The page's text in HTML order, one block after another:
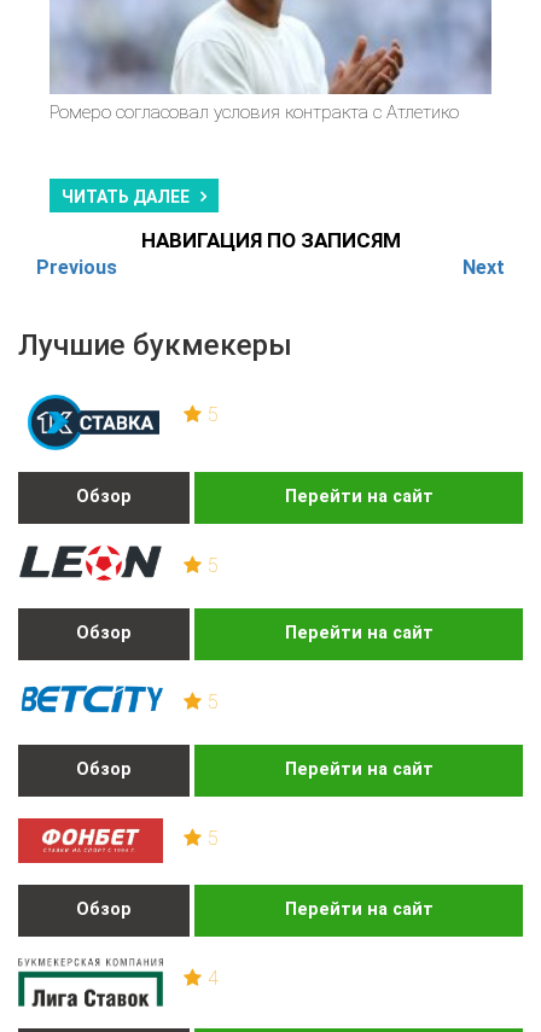
Лучшие букмекеры
5
Обзор Перейти на сайт
5
Обзор Перейти на сайт
5
Обзор Перейти на сайт
5
Обзор Перейти на сайт
4
Ромеро согласовал условия контракта с Атлетико
ЧИТАТЬ ДАЛЕЕ
НАВИГАЦИЯ ПО ЗАПИСЯМ
Previous Next